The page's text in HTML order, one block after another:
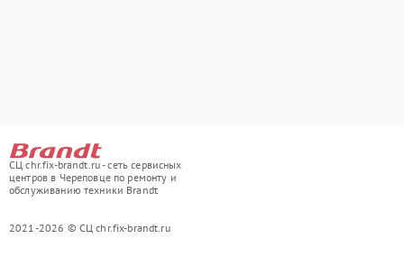
СЦ chr.fix-brandt.ru - сеть сервисных
центров в Череповце по ремонту и
обслуживанию техники Brandt
2021-2026 © СЦ chr.fix-brandt.ru